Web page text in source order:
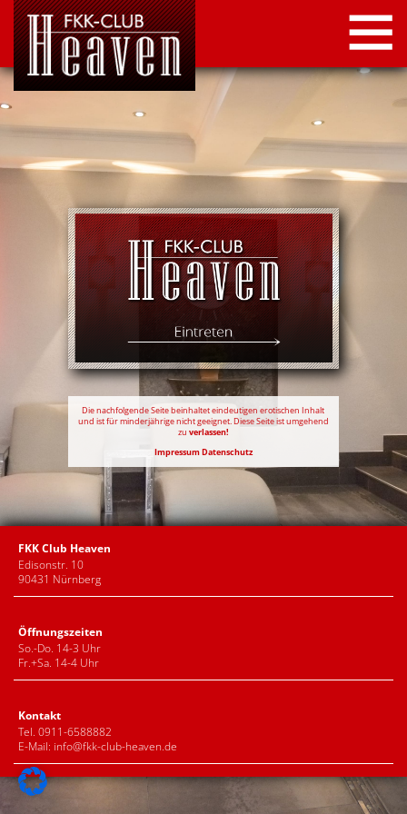
STARTSEITE
LOCATION
NEWS
KONTAKT
IMPRESSUM
DATENSCHUTZ
Die nachfolgende Seite beinhaltet eindeutigen erotischen Inhalt
und ist für minderjährige nicht geeignet. Diese Seite ist umgehend
zu verlassen!
Impressum Datenschutz
FKK Club Heaven
Edisonstr. 10
90431 Nürnberg
Öffnungszeiten
So.-Do. 14-3 Uhr
Fr.+Sa. 14-4 Uhr
Kontakt
Tel. 0911-6588882
E-Mail: info@fkk-club-heaven.de